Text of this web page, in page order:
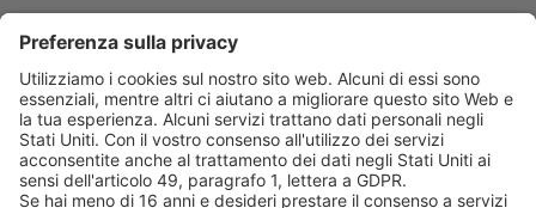
ALIQUOTAZIONE
FACILE